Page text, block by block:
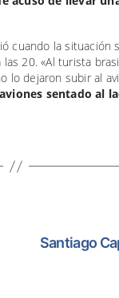
cuando la situación
20. «Al turista
lo dejaron subir al
sentado al
Santiago